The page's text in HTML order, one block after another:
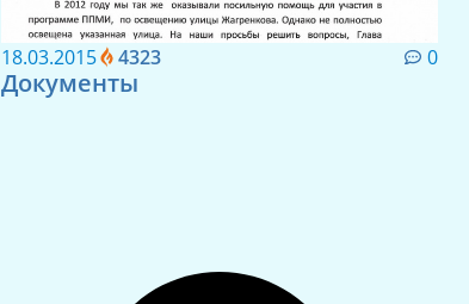
18.03.2015 4323 0
Документы